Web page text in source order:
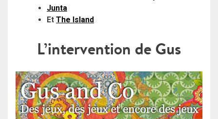
Junta
Et The Island
L’intervention de Gus